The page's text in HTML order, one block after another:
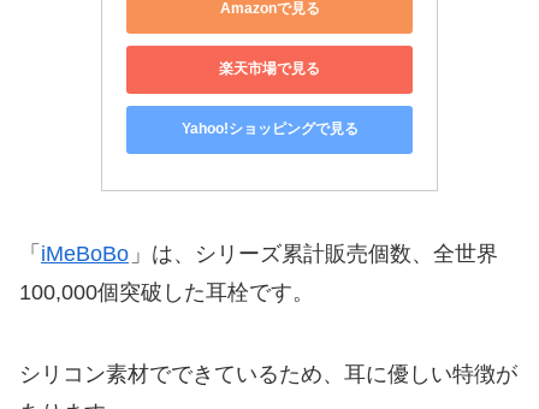
Amazonで見る
楽天市場で見る
Yahoo!ショッピングで見る
「 iMeBoBo 」は、シリーズ累計販売個数、全世界
100,000個突破した耳栓です。
シリコン素材でできているため、耳に優しい特徴が